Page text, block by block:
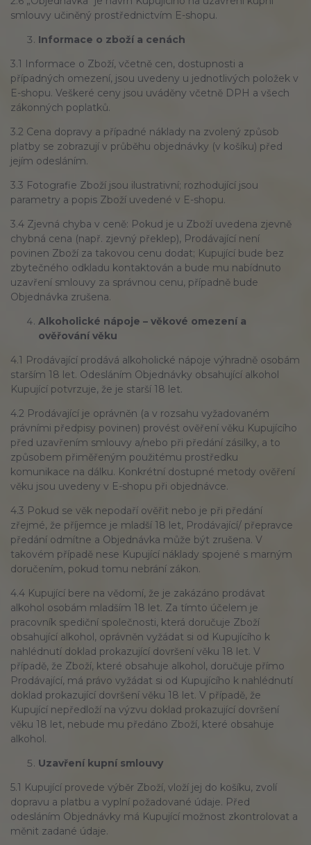
smlouvy učiněný prostřednictvím E-shopu.
Informace o zboží a cenách
3.1 Informace o Zboží, včetně cen, dostupnosti a
případných omezení, jsou uvedeny u jednotlivých položek v
E-shopu. Veškeré ceny jsou uváděny včetně DPH a všech
zákonných poplatků.
3.2 Cena dopravy a případné náklady na zvolený způsob
platby se zobrazují v průběhu objednávky (v košíku) před
jejím odesláním.
3.3 Fotografie Zboží jsou ilustrativní; rozhodující jsou
parametry a popis Zboží uvedené v E-shopu.
3.4 Zjevná chyba v ceně: Pokud je u Zboží uvedena zjevně
chybná cena (např. zjevný překlep), Prodávající není
povinen Zboží za takovou cenu dodat; Kupující bude bez
zbytečného odkladu kontaktován a bude mu nabídnuto
uzavření smlouvy za správnou cenu, případně bude
Objednávka zrušena.
Alkoholické nápoje – věkové omezení a
ověřování věku
4.1 Prodávající prodává alkoholické nápoje výhradně osobám
starším 18 let. Odesláním Objednávky obsahující alkohol
Kupující potvrzuje, že je starší 18 let.
4.2 Prodávající je oprávněn (a v rozsahu vyžadovaném
právními předpisy povinen) provést ověření věku Kupujícího
před uzavřením smlouvy a/nebo při předání zásilky, a to
způsobem přiměřeným použitému prostředku
komunikace na dálku. Konkrétní dostupné metody ověření
věku jsou uvedeny v E-shopu při objednávce.
4.3 Pokud se věk nepodaří ověřit nebo je při předání
zřejmé, že příjemce je mladší 18 let, Prodávající/ přepravce
předání odmítne a Objednávka může být zrušena. V
takovém případě nese Kupující náklady spojené s marným
doručením, pokud tomu nebrání zákon.
4.4 Kupující bere na vědomí, že je zakázáno prodávat
alkohol osobám mladším 18 let. Za tímto účelem je
pracovník spediční společnosti, která doručuje Zboží
obsahující alkohol, oprávněn vyžádat si od Kupujícího k
nahlédnutí doklad prokazující dovršení věku 18 let. V
případě, že Zboží, které obsahuje alkohol, doručuje přímo
Prodávající, má právo vyžádat si od Kupujícího k nahlédnutí
doklad prokazující dovršení věku 18 let. V případě, že
Kupující nepředloží na výzvu doklad prokazující dovršení
věku 18 let, nebude mu předáno Zboží, které obsahuje
alkohol.
Uzavření kupní smlouvy
5.1 Kupující provede výběr Zboží, vloží jej do košíku, zvolí
dopravu a platbu a vyplní požadované údaje. Před
odesláním Objednávky má Kupující možnost zkontrolovat a
měnit zadané údaje.